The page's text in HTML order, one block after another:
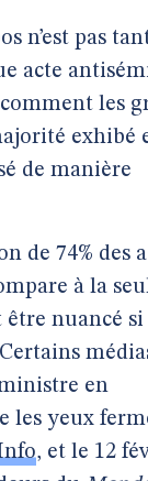
n’est pas
acte
les
exhibé
de manière
de 74% des
à la
nuancé si
en
yeux
, et le 12